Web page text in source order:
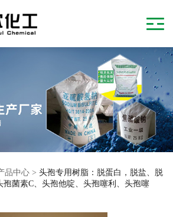
品中心 > 头孢专用树脂：脱蛋白，脱盐、脱
孢菌素C、头孢他啶、头孢噻利、头孢噻